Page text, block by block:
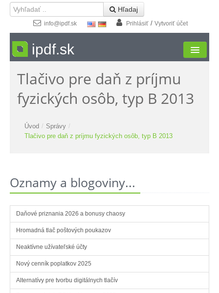
 Hľadaj
info@ipdf.sk Prihlásiť/ Vytvoriť účet
ipdf.sk
Formuláre
Moja zóna
Návody
Tlačivo pre daň z príjmu
fyzických osôb, typ B 2013
Úvod / Správy /
Tlačivo pre daň z príjmu fyzických osôb, typ B 2013
Oznamy a blogoviny...
Daňové priznania 2026 a bonusy chaosy
Hromadná tlač poštových poukazov
Neaktívne užívateľské účty
Nový cenník poplatkov 2025
Alternatívy pre tvorbu digitálnych tlačív